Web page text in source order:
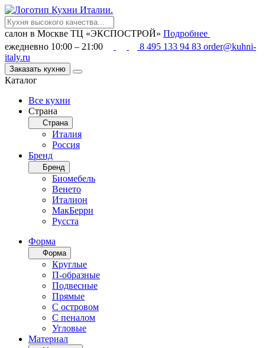
салон в Москве ТЦ «ЭКСПОСТРОЙ» Подробнее
ежедневно 10:00 – 21:00
8 495 133 94 83 order@kuhni-
italy.ru
Заказать кухню
Каталог
Все кухни
Страна
Страна
Италия
Россия
Бренд
Бренд
Биомебель
Венето
Италион
МакБерри
Русста
Форма
Форма
Круглые
П-образные
Подвесные
Прямые
С островом
С пеналом
Угловые
Материал